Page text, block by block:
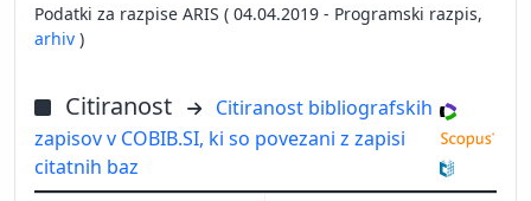
Podatki za razpise ARIS ( 04.04.2019 - Programski razpis,
arhiv )
Citiranost
Citiranost bibliografskih
zapisov v COBIB.SI, ki so povezani z zapisi
citatnih baz